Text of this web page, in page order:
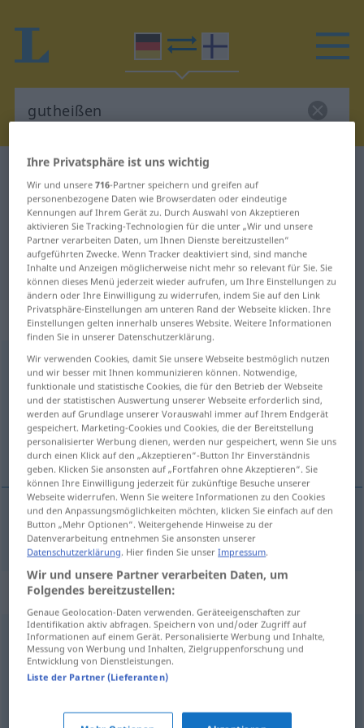
Deutsch-Finnisch Wörterbuch
Deutsch-Finnisch Übersetzung für
"gutheißen"
"gutheißen" Finnisch Übersetzung
„gutheißen“
gutheißen
Übersicht aller Übersetzungen
(Für mehr Details die Übersetzung anklicken/antippen)
hyväksyä
hyväksyä gutheißen
Synonyme für "gutheißen"
begrüßen,billigen, befürworten,zustimmen
Ihre Privatsphäre ist uns wichtig
Wir und unsere716-Partner speichern und greifen auf
personenbezogene Daten wie Browserdaten oder eindeutige
Kennungen auf Ihrem Gerät zu. Durch Auswahl von Akzeptieren
aktivieren Sie Tracking-Technologien für die unter „Wir und unsere
Partner verarbeiten Daten, um Ihnen Dienste bereitzustellen“
aufgeführten Zwecke. Wenn Tracker deaktiviert sind, sind manche
Inhalte und Anzeigen möglicherweise nicht mehr so relevant für Sie. Sie
können dieses Menü jederzeit wieder aufrufen, um Ihre Einstellungen zu
ändern oder Ihre Einwilligung zu widerrufen, indem Sie auf den Link
Privatsphäre-Einstellungen am unteren Rand der Webseite klicken. Ihre
Einstellungen gelten innerhalb unseres Website. Weitere Informationen
finden Sie in unserer Datenschutzerklärung.
Wir verwenden Cookies, damit Sie unsere Webseite bestmöglich nutzen
und wir besser mit Ihnen kommunizieren können. Notwendige,
funktionale und statistische Cookies, die für den Betrieb der Webseite
und der statistischen Auswertung unserer Webseite erforderlich sind,
werden auf Grundlage unserer Vorauswahl immer auf Ihrem Endgerät
gespeichert. Marketing-Cookies und Cookies, die der Bereitstellung
personalisierter Werbung dienen, werden nur gespeichert, wenn Sie uns
durch einen Klick auf den „Akzeptieren“-Button Ihr Einverständnis
geben. Klicken Sie ansonsten auf „Fortfahren ohne Akzeptieren“. Sie
können Ihre Einwilligung jederzeit für zukünftige Besuche unserer
Webseite widerrufen. Wenn Sie weitere Informationen zu den Cookies
und den Anpassungsmöglichkeiten möchten, klicken Sie einfach auf den
Button „Mehr Optionen“. Weitergehende Hinweise zu der
Datenverarbeitung entnehmen Sie ansonsten unserer
Datenschutzerklärung. Hier finden Sie unserImpressum.
Wir und unsere Partner verarbeiten Daten, um
Folgendes bereitzustellen:
Genaue Geolocation-Daten verwenden. Geräteeigenschaften zur
Identifikation aktiv abfragen. Speichern von und/oder Zugriff auf
Informationen auf einem Gerät. Personalisierte Werbung und Inhalte,
Messung von Werbung und Inhalten, Zielgruppenforschung und
Entwicklung von Dienstleistungen.
Liste der Partner (Lieferanten)